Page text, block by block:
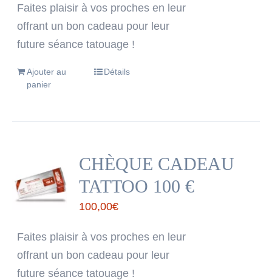
Faites plaisir à vos proches en leur
offrant un bon cadeau pour leur
future séance tatouage !
Ajouter au
panier
Détails
CHÈQUE CADEAU
TATTOO 100 €
100,00€
Faites plaisir à vos proches en leur
offrant un bon cadeau pour leur
future séance tatouage !